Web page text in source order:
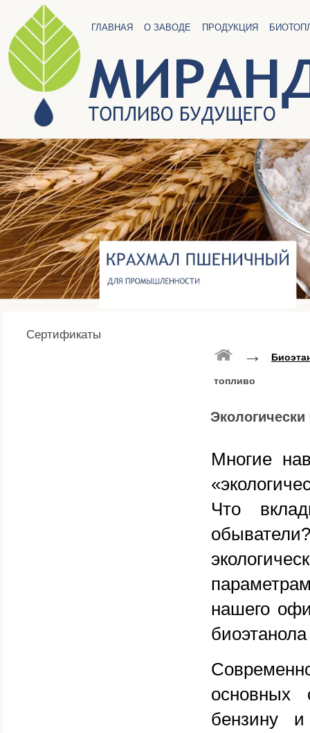
ГЛАВНАЯ О ЗАВОДЕ ПРОДУКЦИЯ
→
топливо
Многие
Что
нашего
основных
бензину и
Сертификаты